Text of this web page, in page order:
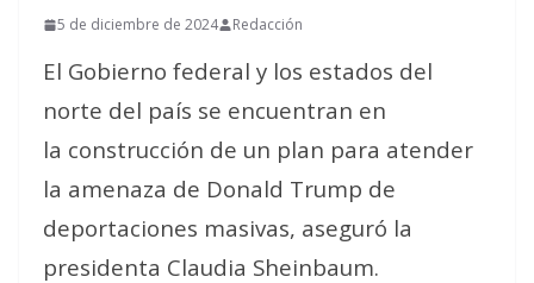
5 de diciembre de 2024 Redacción
El Gobierno federal y los estados del
norte del país se encuentran en
la construcción de un plan para atender
la amenaza de Donald Trump de
deportaciones masivas, aseguró la
presidenta Claudia Sheinbaum.